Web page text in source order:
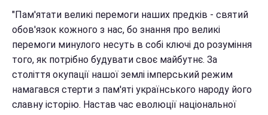
"Пам'ятати великі перемоги наших предків - святий
обов'язок кожного з нас, бо знання про великі
перемоги минулого несуть в собі ключі до розуміння
того, як потрібно будувати своє майбутнє. За
століття окупації нашої землі імперський режим
намагався стерти з пам'яті українського народу його
славну історію. Настав час еволюції національної